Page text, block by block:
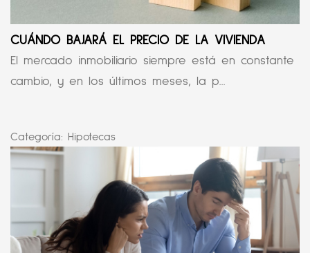
CUÁNDO BAJARÁ EL PRECIO DE LA VIVIENDA
El mercado inmobiliario siempre está en constante
cambio, y en los últimos meses, la p...
Categoría: Hipotecas